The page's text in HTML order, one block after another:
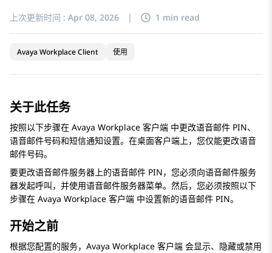
上次更新时间 : Apr 08, 2026 | 1 min read
Avaya Workplace Client 使用
关于此任务
按照以下步骤在 Avaya Workplace 客户端 中更改语音邮件 PIN、
语音邮件号码和短信通知设置。在桌面客户端上，您仅能更改语音
邮件号码。
要更改语音邮件服务器上的语音邮件 PIN，您必须向语音邮件服务
器发起呼叫，并使用语音邮件服务器菜单。然后，您必须按照以下
步骤在 Avaya Workplace 客户端 中设置新的语音邮件 PIN。
开始之前
根据您配置的服务， Avaya Workplace 客户端 会显示、隐藏或禁用